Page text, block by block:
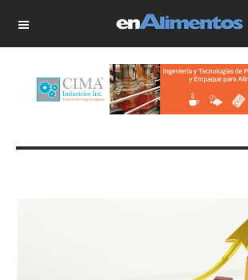
OFF CANVAS